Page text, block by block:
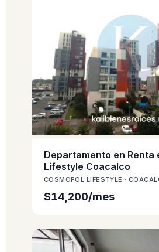
Departamento en Renta
Lifestyle Coacalco
COSMOPOL LIFESTYLE ·
$14,200/mes